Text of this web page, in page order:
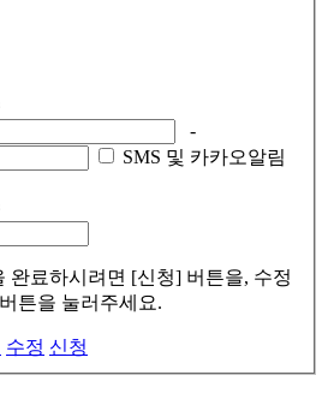
-
SMS 및 카카오알림
완료하시려면 [신청] 버튼을, 수정
튼을 눌러주세요.
수정 신청